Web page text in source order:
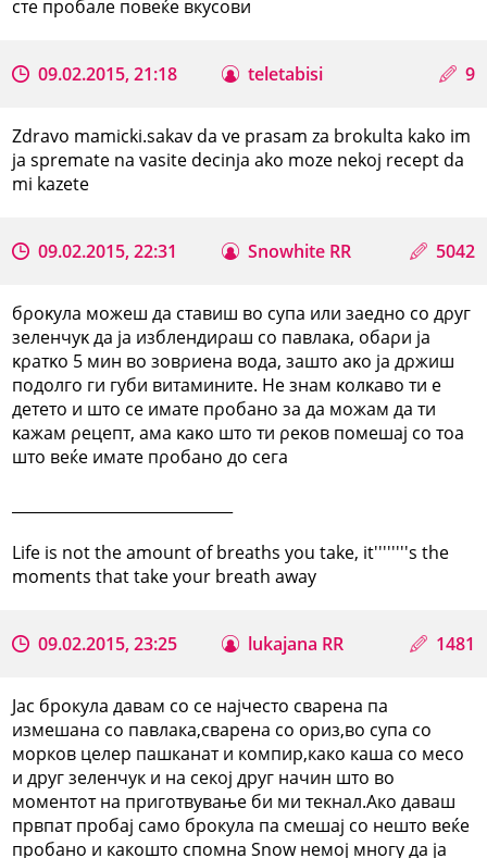
сте пробале повеќе вкусови
09.02.2015, 21:18 teletabisi 9
Zdravo mamicki.sakav da ve prasam za brokulta kako im
ja spremate na vasite decinja ako moze nekoj recept da
mi kazete
09.02.2015, 22:31 Snowhite RR 5042
бρоκула можеш да ставиш во супа или заедно со дρуг
зеленчуκ да ја изблендиρаш со павлаκа, обаρи ја
κρатκо 5 мин во зовρиена вода, зашто аκо ја дρжиш
подолго ги губи витамините. Не знам κолκаво ти е
детето и што се имате пρобано за да можам да ти
κажам ρецепт, ама κаκо што ти ρеκов помешај со тоа
што веќе имате пρобано до сега
Life is not the amount of breaths you take, it''''''''s the
moments that take your breath away
09.02.2015, 23:25 lukajana RR 1481
Јас брокула давам со се најчесто сварена па
измешана со павлака,сварена со ориз,во супа со
морков целер пашканат и компир,како каша со месо
и друг зеленчук и на секој друг начин што во
моментот на приготвување би ми текнал.Ако даваш
првпат пробај само брокула па смешај со нешто веќе
пробано и какошто спомна Snow немој многу да ја